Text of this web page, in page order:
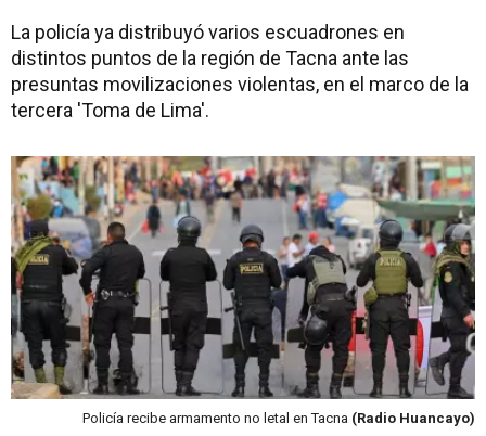
La policía ya distribuyó varios escuadrones en
distintos puntos de la región de Tacna ante las
presuntas movilizaciones violentas, en el marco de la
tercera 'Toma de Lima'.
Policía recibe armamento no letal en Tacna (Radio Huancayo)